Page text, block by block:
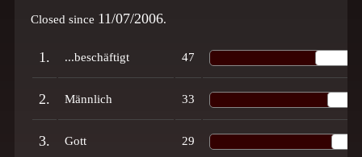
Closed since 11/07/2006.
1. ...beschäftigt 47
2. Männlich 33
3. Gott 29